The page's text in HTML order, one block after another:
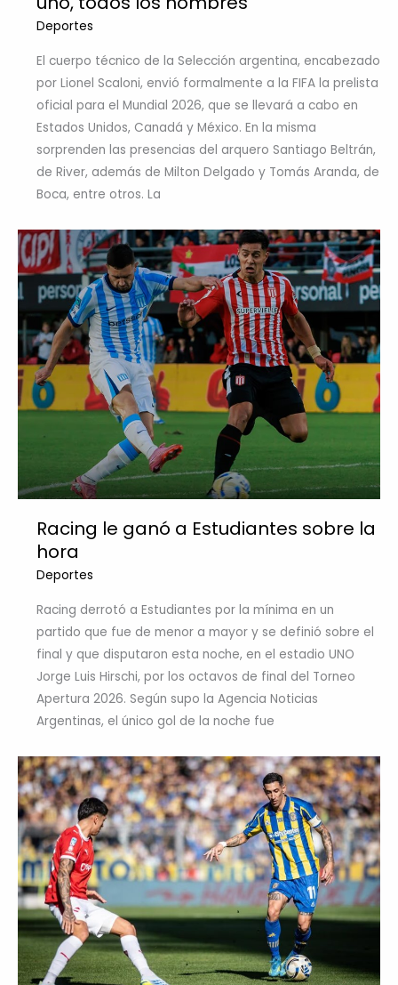
Deportes
El cuerpo técnico de la Selección argentina, encabezado
por Lionel Scaloni, envió formalmente a la FIFA la prelista
oficial para el Mundial 2026, que se llevará a cabo en
Estados Unidos, Canadá y México. En la misma
sorprenden las presencias del arquero Santiago Beltrán,
de River, además de Milton Delgado y Tomás Aranda, de
Boca, entre otros. La
Racing le ganó a Estudiantes sobre la
hora
Deportes
Racing derrotó a Estudiantes por la mínima en un
partido que fue de menor a mayor y se definió sobre el
final y que disputaron esta noche, en el estadio UNO
Jorge Luis Hirschi, por los octavos de final del Torneo
Apertura 2026. Según supo la Agencia Noticias
Argentinas, el único gol de la noche fue